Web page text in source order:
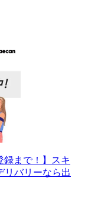
録まで！】スキ
リバリーなら出